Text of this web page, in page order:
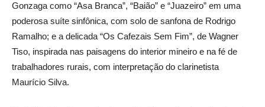
Gonzaga como “Asa Branca”, “Baião” e “Juazeiro” em uma
poderosa suíte sinfônica, com solo de sanfona de Rodrigo
Ramalho; e a delicada “Os Cafezais Sem Fim”, de Wagner
Tiso, inspirada nas paisagens do interior mineiro e na fé de
trabalhadores rurais, com interpretação do clarinetista
Maurício Silva.